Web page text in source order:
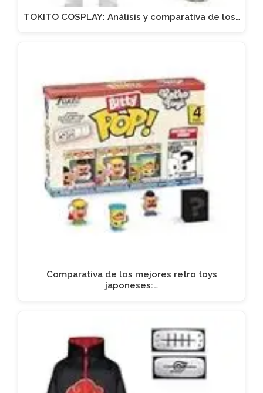
TOKITO COSPLAY: Análisis y comparativa de los…
Comparativa de los mejores retro toys
japoneses:…